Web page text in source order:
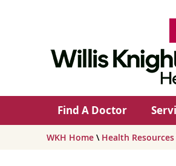
Find A Doctor
WKH Home \ Health Resources